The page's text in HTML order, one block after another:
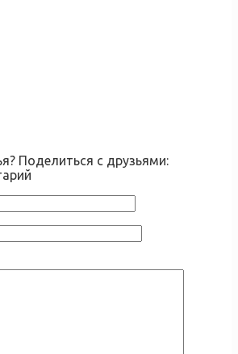
Поделиться с друзьями: